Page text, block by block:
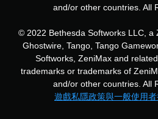
and/or other countries. All
© 2022 Bethesda Softworks LLC, a
Ghostwire, Tango, Tango
Softworks, ZeniMax and
trademarks or trademarks of
and/or other countries. All
遊戲私隱政策與一般使用